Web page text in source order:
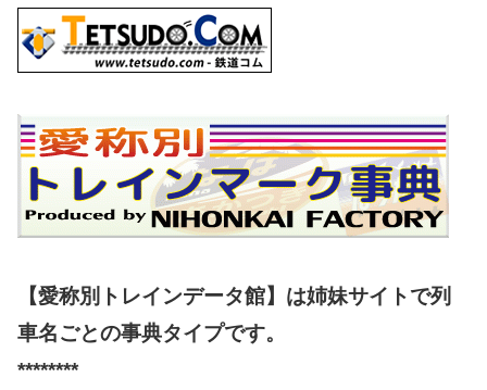
【愛称別トレインデータ館】は姉妹サイトで列
車名ごとの事典タイプです。
********